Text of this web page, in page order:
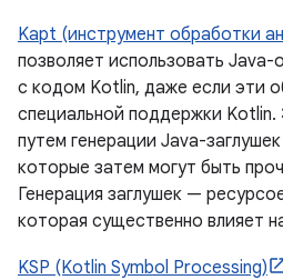
Kapt (инструмент обработки
позволяет использовать
с кодом Kotlin, даже если эти
специальной поддержки
путем генерации Java-
которые затем могут быть
Генерация заглушек —
которая существенно влияет
KSP (Kotlin Symbol Processing)